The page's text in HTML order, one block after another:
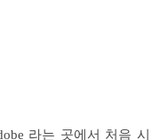
라는 곳에서 처음 시